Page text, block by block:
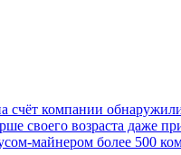
счёт компании
своего возраста даже
майнером более 500